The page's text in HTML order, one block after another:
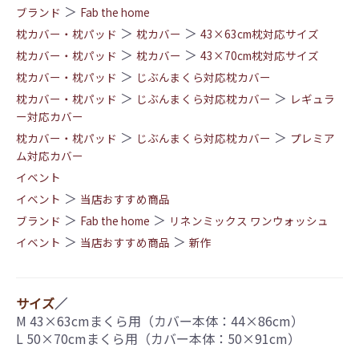
ブランド ＞ Fab the home
枕カバー・枕パッド ＞ 枕カバー ＞ 43×63cm枕対応サイズ
枕カバー・枕パッド ＞ 枕カバー ＞ 43×70cm枕対応サイズ
枕カバー・枕パッド ＞ じぶんまくら対応枕カバー
枕カバー・枕パッド ＞ じぶんまくら対応枕カバー ＞ レギュラ
ー対応カバー
枕カバー・枕パッド ＞ じぶんまくら対応枕カバー ＞ プレミア
ム対応カバー
イベント
イベント ＞ 当店おすすめ商品
ブランド ＞ Fab the home ＞ リネンミックス ワンウォッシュ
イベント ＞ 当店おすすめ商品 ＞ 新作
サイズ／
M 43×63cmまくら用（カバー本体：44×86cm）
L 50×70cmまくら用（カバー本体：50×91cm）